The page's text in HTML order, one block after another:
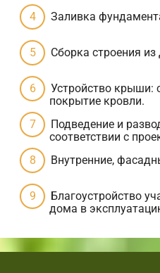
Заливка
Сборка строения
Устройство крыши:
покрытие кровли.
Подведение и
соответствии с
Внутренние,
Благоустройство
дома в